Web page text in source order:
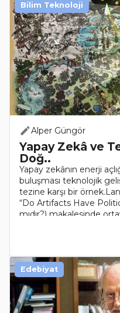
Alper Güngör
Yapay Zekâ ve
Doğ..
Yapay zekânın enerji
buluşması teknolojik
tezine karşı bir
“Do Artifacts Have
mıdır?) makalesinde
Bilim Teknoloji
Edebiyat